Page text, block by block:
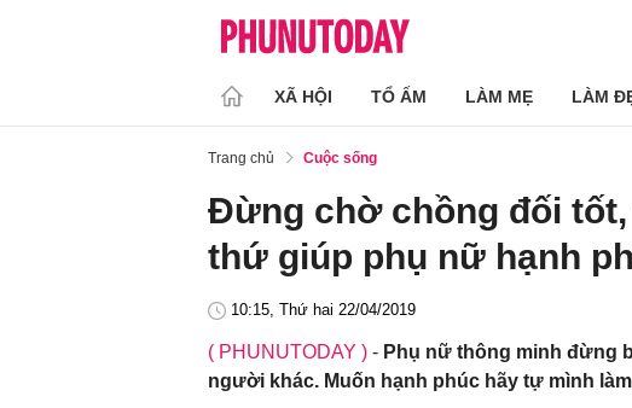
XÃ HỘI TỔ ẤM LÀM MẸ LÀM
Trang chủ Cuộc sống
Đừng chờ chồng đối
thứ giúp phụ nữ hạnh
10:15, Thứ hai 22/04/2019
( PHUNUTODAY ) - Phụ nữ thông minh đừng
người khác. Muốn hạnh phúc hãy tự mình